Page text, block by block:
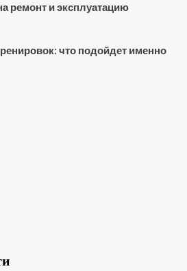
ремонт и эксплуатацию
что подойдет именно